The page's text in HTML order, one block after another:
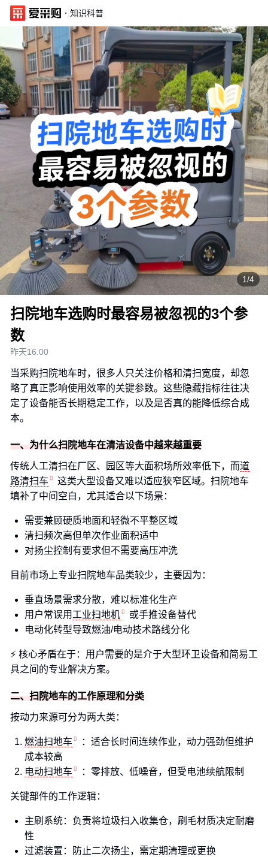
· 知识科普
1/4
扫院地车选购时最容易被忽视的3个参
数
昨天16:00
当采购扫院地车时，很多人只关注价格和清扫宽度，却忽
略了真正影响使用效率的关键参数。这些隐藏指标往往决
定了设备能否长期稳定工作，以及是否真的能降低综合成
本。
一、为什么扫院地车在清洁设备中越来越重要
传统人工清扫在厂区、园区等大面积场所效率低下，而道
路清扫车
这类大型设备又难以适应狭窄区域。扫院地车
填补了中间空白，尤其适合以下场景：
需要兼顾硬质地面和轻微不平整区域
清扫频次高但单次作业面积适中
对扬尘控制有要求但不需要高压冲洗
目前市场上专业扫院地车品类较少，主要因为：
垂直场景需求分散，难以标准化生产
用户常误用 工业扫地机
或手推设备替代
电动化转型导致燃油/电动技术路线分化
⚡️ 核心矛盾在于：用户需要的是介于大型环卫设备和简易工
具之间的专业解决方案。
二、扫院地车的工作原理和分类
按动力来源可分为两大类：
燃油扫地车
：适合长时间连续作业，动力强劲但维护
成本较高
电动扫地车
：零排放、低噪音，但受电池续航限制
关键部件的工作逻辑：
主刷系统：负责将垃圾扫入收集仓，刷毛材质决定耐磨
性
过滤装置：防止二次扬尘，需定期清理或更换